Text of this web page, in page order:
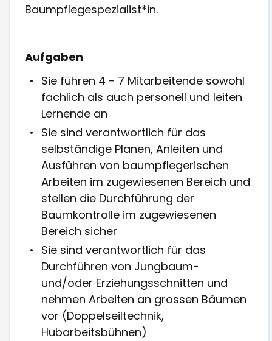
Baumpflegespezialist*in.
Aufgaben
Sie führen 4 - 7 Mitarbeitende sowohl
fachlich als auch personell und leiten
Lernende an
Sie sind verantwortlich für das
selbständige Planen, Anleiten und
Ausführen von baumpflegerischen
Arbeiten im zugewiesenen Bereich und
stellen die Durchführung der
Baumkontrolle im zugewiesenen
Bereich sicher
Sie sind verantwortlich für das
Durchführen von Jungbaum-
und/oder Erziehungsschnitten und
nehmen Arbeiten an grossen Bäumen
vor (Doppelseiltechnik,
Hubarbeitsbühnen)